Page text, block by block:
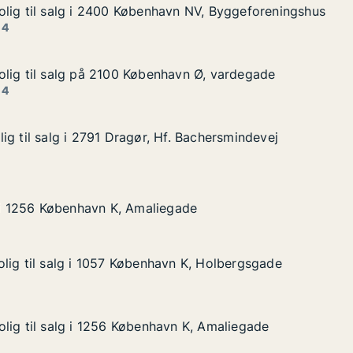
NV, Byggeforeningshus
2400 København NV, Byggeforeningshus
til salg i 2400 København NV, Byggeforeningshus
til salg i 2400 København NV, Byggeforeningshus
Ø, vardegade
2100 København Ø, vardegade
til salg på 2100 København Ø, vardegade
til salg på 2100 København Ø, vardegade
Dragør, Hf. Bachersmindevej
til salg i 2791 Dragør, Hf. Bachersmindevej
til salg i 2791 Dragør, Hf. Bachersmindevej
K, Amaliegade
København K, Amaliegade
København K, Amaliegade
Holbergsgade
1057 København K, Holbergsgade
til salg i 1057 København K, Holbergsgade
til salg i 1057 København K, Holbergsgade
Amaliegade
1256 København K, Amaliegade
til salg i 1256 København K, Amaliegade
til salg i 1256 København K, Amaliegade